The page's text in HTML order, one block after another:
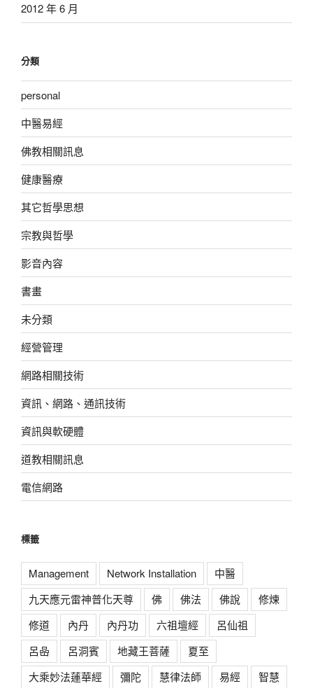
2012 年 6 月
分類
personal
中醫易經
佛教相關訊息
健康醫療
其它哲學思想
宗教與哲學
影音內容
書畫
未分類
經營管理
網路相關技術
資訊、網路、通訊技術
資訊與軟硬體
道教相關訊息
電信網路
標籤
Management Network Installation
中醫
九天應元雷神普化天尊
佛 佛法 佛說
修煉
修道
內丹 內丹功 六祖壇經
呂仙祖
呂喦
呂洞賓 地藏王菩薩
夏至
大乘妙法蓮華經
彌陀 慧律法師 易經 智慧